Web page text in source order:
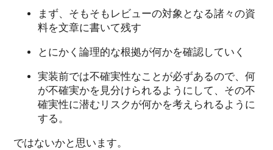
まず、そもそもレビューの対象となる諸々の資
料を文章に書いて残す
とにかく論理的な根拠が何かを確認していく
実装前では不確実性なことが必ずあるので、何
が不確実かを見分けられるようにして、その不
確実性に潜むリスクが何かを考えられるように
する。
ではないかと思います。